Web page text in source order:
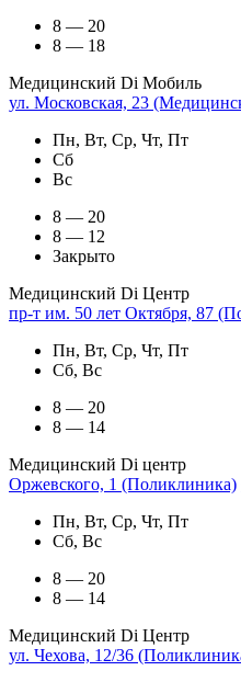
8 — 20
8 — 18
Медицинский Di Мобиль
ул. Московская, 23
Пн, Вт, Ср, Чт, Пт
Сб
Вс
8 — 20
8 — 12
Закрыто
Медицинский Di Центр
пр-т им. 50 лет Октября, 87
Пн, Вт, Ср, Чт, Пт
Сб, Вс
8 — 20
8 — 14
Медицинский Di центр
Оржевского, 1 (Поликлиника)
Пн, Вт, Ср, Чт, Пт
Сб, Вс
8 — 20
8 — 14
Медицинский Di Центр
ул. Чехова, 12/36